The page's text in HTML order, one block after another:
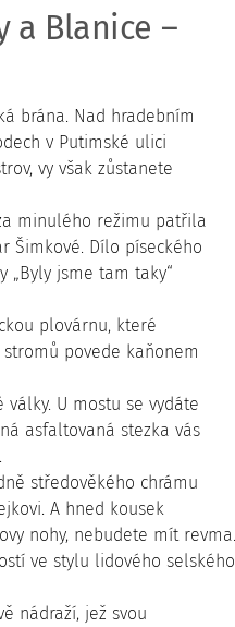
a Blanice –
brána. Nad hradebním
v Putimské ulici
vy však zůstanete
minulého režimu patřila
Šimkové. Dílo píseckého
jsme tam taky“
plovárnu, které
povede kaňonem
U mostu se vydáte
asfaltovaná stezka vás
středověkého chrámu
A hned kousek
nohy, nebudete mít revma.
ve stylu lidového selského
nádraží, jež svou